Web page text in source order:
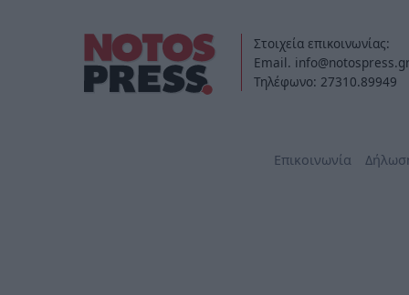
Στοιχεία επικοινωνίας:
Email. info@notospress.gr
Τηλέφωνο: 27310.89949
Επικοινωνία